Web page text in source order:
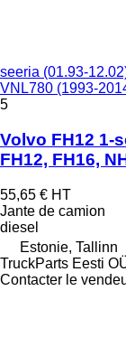
seeria (01.93-
VNL780 (1993-
5
Volvo FH12 1-
FH12, FH16,
55,65 € HT
Jante de camion
diesel
Estonie, Tallinn
TruckParts Eesti
Contacter le